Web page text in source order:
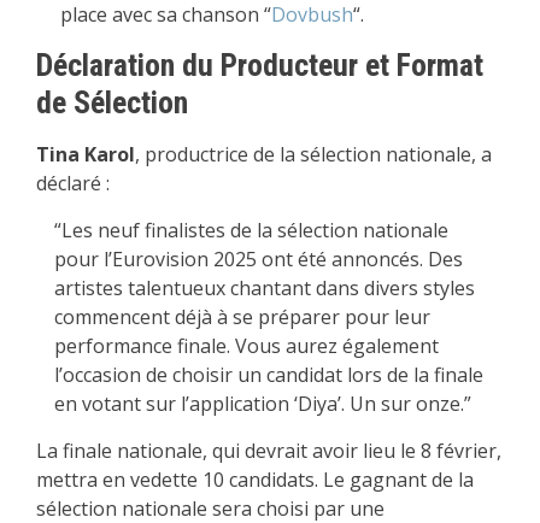
place avec sa chanson “Dovbush“.
Déclaration du Producteur et Format
de Sélection
Tina Karol, productrice de la sélection nationale, a
déclaré :
“Les neuf finalistes de la sélection nationale
pour l’Eurovision 2025 ont été annoncés. Des
artistes talentueux chantant dans divers styles
commencent déjà à se préparer pour leur
performance finale. Vous aurez également
l’occasion de choisir un candidat lors de la finale
en votant sur l’application ‘Diya’. Un sur onze.”
La finale nationale, qui devrait avoir lieu le 8 février,
mettra en vedette 10 candidats. Le gagnant de la
sélection nationale sera choisi par une